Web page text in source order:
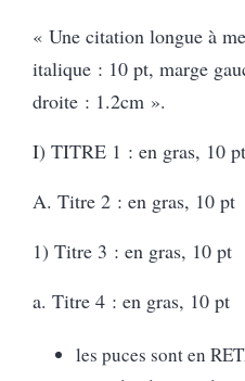
« Une citation longue à
italique : 10 pt, marge
droite : 1.2cm ».
I) TITRE 1 : en gras, 10
A. Titre 2 : en gras, 10 pt
1) Titre 3 : en gras, 10 pt
a. Titre 4 : en gras, 10 pt
les puces sont en